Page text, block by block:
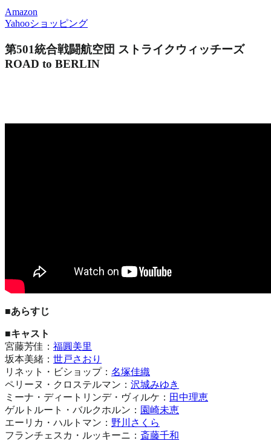
Amazon
Yahooショッピング
第501統合戦闘航空団 ストライクウィッチーズ
ROAD to BERLIN
■あらすじ
■キャスト
宮藤芳佳： 福圓美里
坂本美緒： 世戸さおり
リネット・ビショップ： 名塚佳織
ペリーヌ・クロステルマン： 沢城みゆき
ミーナ・ディートリンデ・ヴィルケ： 田中理恵
ゲルトルート・バルクホルン： 園崎未恵
エーリカ・ハルトマン： 野川さくら
フランチェスカ・ルッキーニ： 斎藤千和